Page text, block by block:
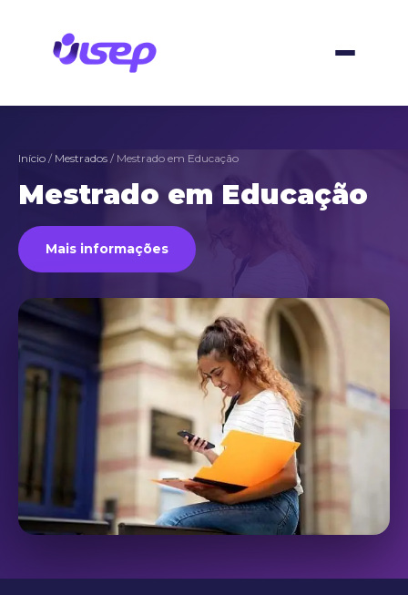
Início / Mestrados / Mestrado em Educação
Mestrado em Educação
Mais informações